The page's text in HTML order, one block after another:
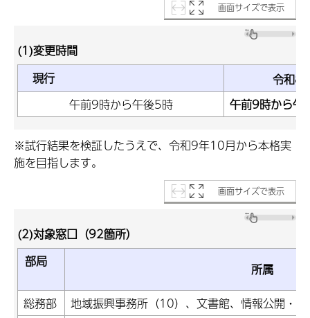
画面サイズで表示
(1)変更時間
現行
令和8
午前9時から午後5時
午前9時から午
※試行結果を検証したうえで、令和9年10月から本格実
施を目指します。
画面サイズで表示
(2)対象窓口（92箇所）
部局
所属
総務部
地域振興事務所（10）、文書館、情報公開・